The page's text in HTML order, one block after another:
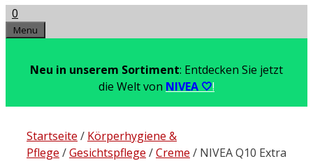
0
Menu
Neu in unserem Sortiment: Entdecken Sie jetzt
die Welt von NIVEA 🤍!
Startseite / Körperhygiene &
Pflege /Gesichtspflege /Creme / NIVEA Q10 Extra